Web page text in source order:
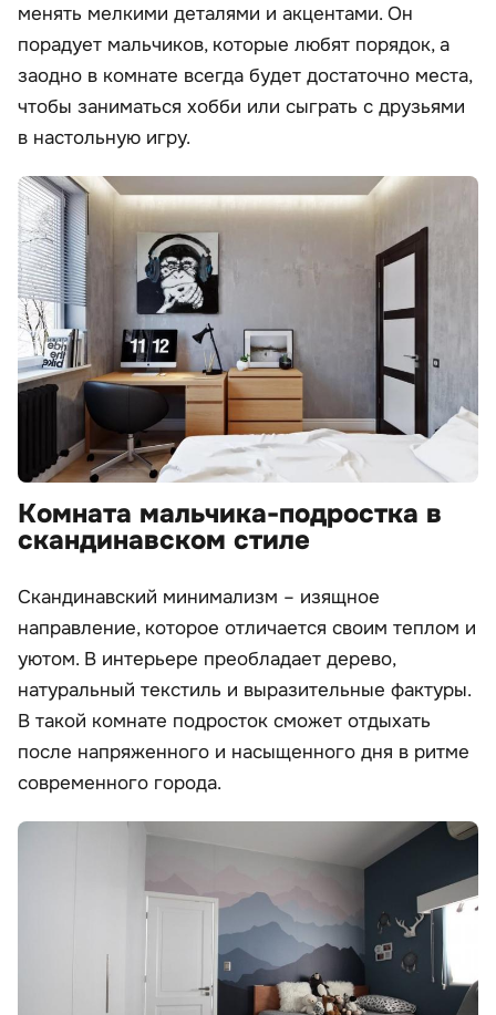
менять мелкими деталями и акцентами. Он
порадует мальчиков, которые любят порядок, а
заодно в комнате всегда будет достаточно места,
чтобы заниматься хобби или сыграть с друзьями
в настольную игру.
Комната мальчика-подростка в
скандинавском стиле
Скандинавский минимализм – изящное
направление, которое отличается своим теплом и
уютом. В интерьере преобладает дерево,
натуральный текстиль и выразительные фактуры.
В такой комнате подросток сможет отдыхать
после напряженного и насыщенного дня в ритме
современного города.